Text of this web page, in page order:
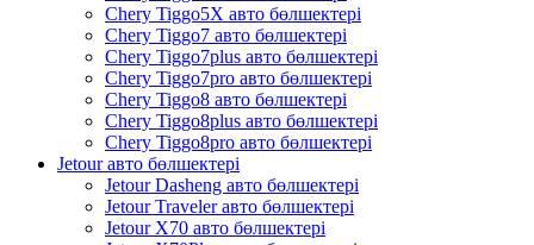
Chery Tiggo5X авто бөлшектері
Chery Tiggo7 авто бөлшектері
Chery Tiggo7plus авто бөлшектері
Chery Tiggo7pro авто бөлшектері
Chery Tiggo8 авто бөлшектері
Chery Tiggo8plus авто бөлшектері
Chery Tiggo8pro авто бөлшектері
Jetour авто бөлшектері
Jetour Dasheng авто бөлшектері
Jetour Traveler авто бөлшектері
Jetour X70 авто бөлшектері